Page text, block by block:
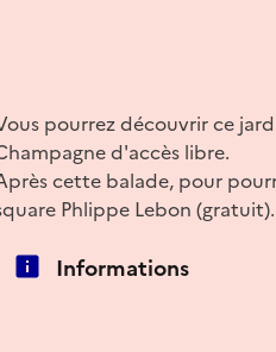
pourrez découvrir ce
d'accès libre.
cette balade, pour
Phlippe Lebon (gratuit).
Informations